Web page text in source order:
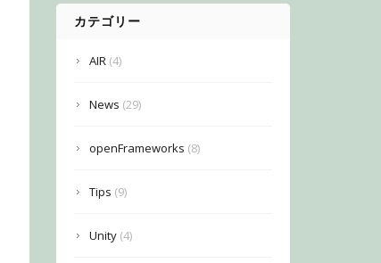
カテゴリー
AIR(4)
News (29)
openFrameworks (8)
Tips (9)
Unity(4)